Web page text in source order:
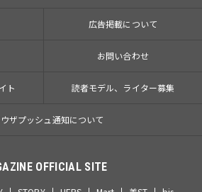
広告掲載について
お問い合わせ
ト 読者モデル、ライター募集
ザプッシュ通知について
OFFICIAL SITE